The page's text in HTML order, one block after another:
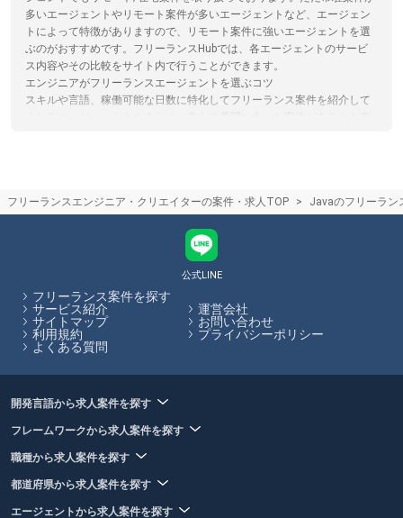
多いエージェントやリモート案件が多いエージェントなど、エージェン
トによって特徴がありますので、リモート案件に強いエージェントを選
ぶのがおすすめです。フリーランスHubでは、各エージェントのサービ
ス内容やその比較をサイト内で行うことができます。
エンジニアがフリーランスエージェントを選ぶコツ
スキルや言語、稼働可能な日数に特化してフリーランス案件を紹介して
フリーランスエージェントは企業の案件とフリーランスを検討している
対し。クラウドソーシングはサイト上で直接案件を探すものになりま
す。クラウドソーシングサイトを利用する際は、フリーランスと発注者
が直接プラットフォームでやり取りするため、エージェントによるサポ
ートはありません。フリーランスHubではフリーランスエージェントの
保有する案件を多数掲載しています。
フリーランスHubはお客様のフリーランス案件探しを最大限サポートし
ていきます。
フリーランスエンジニア・クリエイターの案件・求人TOP Javaのフリーラン
公式LINE
フリーランス案件を探す
サービス紹介
運営会社
サイトマップ
お問い合わせ
利用規約
プライバシーポリシー
よくある質問
開発言語から求人案件を探す
フレームワークから求人案件を探す
職種から求人案件を探す
都道府県から求人案件を探す
エージェントから求人案件を探す